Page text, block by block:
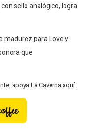
sello analógico, logra
madurez para Lovely
que
apoya La Caverna aquí: